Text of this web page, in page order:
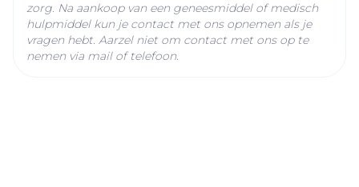
zorg. Na aankoop van een geneesmiddel of medisch
hulpmiddel kun je contact met ons opnemen als je
vragen hebt. Aarzel niet om contact met ons op te
nemen via mail of telefoon.